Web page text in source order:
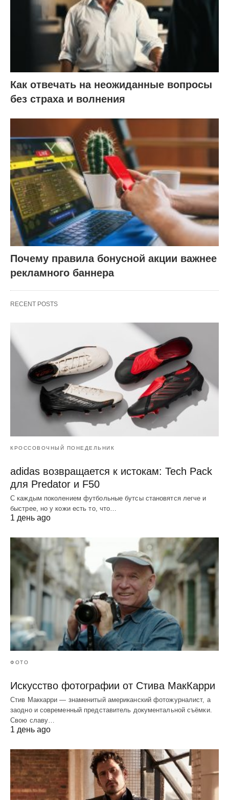
Как отвечать на неожиданные вопросы
без страха и волнения
Почему правила бонусной акции важнее
рекламного баннера
RECENT POSTS
КРОССОВОЧНЫЙ ПОНЕДЕЛЬНИК
adidas возвращается к истокам: Tech Pack
для Predator и F50
С каждым поколением футбольные бутсы становятся легче и
быстрее, но у кожи есть то, что…
1 день ago
ФОТО
Искусство фотографии от Стива МакКарри
Стив Маккарри — знаменитый американский фотожурналист, а
заодно и современный представитель документальной съёмки.
Свою славу…
1 день ago